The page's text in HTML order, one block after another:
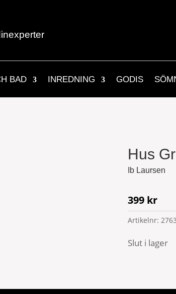
BAD INREDNING GODIS
Hus
Ib Laursen
399 kr
Artikelnr:
Slut i lager